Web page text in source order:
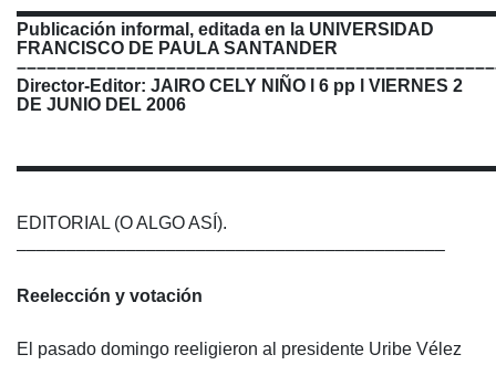
Publicación informal, editada en la UNIVERSIDAD
FRANCISCO DE PAULA SANTANDER
Director-Editor: JAIRO CELY NIÑO l 6 pp l VIERNES 2
DE JUNIO DEL 2006
EDITORIAL (O ALGO ASÍ).
–––––––––––––––––––––––––––––––––––––––––––
Reelección y votación
El pasado domingo reeligieron al presidente Uribe Vélez